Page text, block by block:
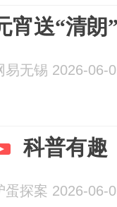
宵送“清朗
易无锡 2026-06-
科普有趣
蛋探案 2026-06-